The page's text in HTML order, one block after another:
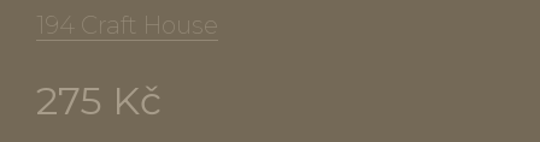
194 Craft House
275 Kč